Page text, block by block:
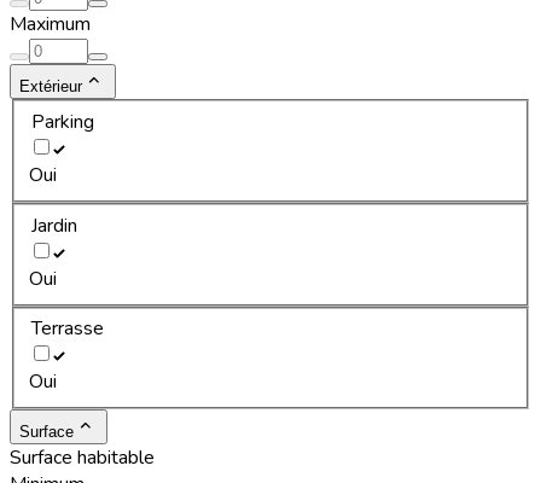
Maximum
Extérieur
Parking
Oui
Jardin
Oui
Terrasse
Oui
Surface
Surface habitable